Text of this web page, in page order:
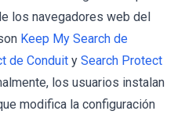
los navegadores web del
Keep My Search de
de Conduit y Search Protect
los usuarios instalan
modifica la configuración